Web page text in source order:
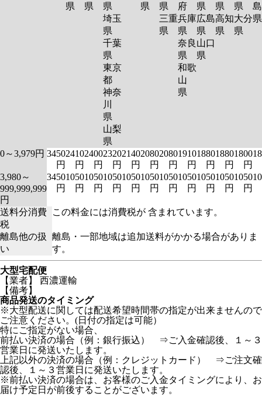
県 県 県
埼玉
県
千葉
県
東京
都
神奈
川
県
山梨
県
県 県
三重
県
府
兵庫
県
奈良
県
和歌
山
県
県
広島
県
山口
県
県
高知
県
県
大分
県
島
0～3,979円 3450
円
2410
円
2400
円
2320
円
2140
円
2080
円
2080
円
1910
円
1880
円
1880
円
1800
円
3,980～
999,999,999
円
3450
円
1050
円
1050
円
1050
円
1050
円
1050
円
1050
円
1050
円
1050
円
1050
円
1050
円
送料分消費
税
この料金には消費税が 含まれています。
離島他の扱
い
離島・一部地域は追加送料がかかる場合がありま
す。
大型宅配便
【業者】 西濃運輸
【備考】
商品発送のタイミング
※大型配送に関しては配送希望時間帯の指定が出来ませんので
ご注意ください。(日付の指定は可能）
特にご指定がない場合、
前払い決済の場合（例：銀行振込） ⇒ご入金確認後、１～３
営業日に発送いたします。
上記以外の決済の場合（例：クレジットカード） ⇒ご注文確
認後、１～３営業日に発送いたします。
※前払い決済の場合は、お客様のご入金タイミングにより、お
届け予定日が前後することがございます。